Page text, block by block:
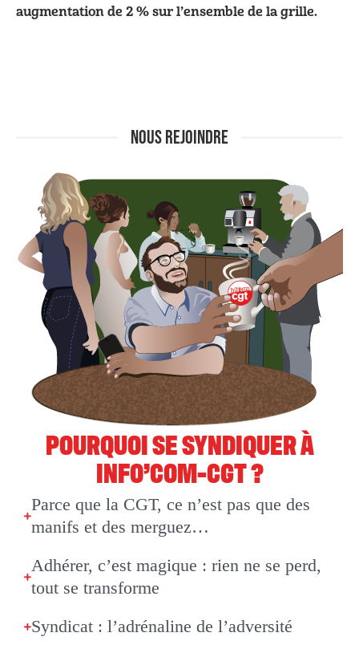
augmentation de 2 % sur l’ensemble de la grille.
NOUS REJOINDRE
POURQUOI SE SYNDIQUER À
INFO’COM-CGT ?
Parce que la CGT, ce n’est pas que des
manifs et des merguez…
Adhérer, c’est magique : rien ne se perd,
tout se transforme
Syndicat : l’adrénaline de l’adversité